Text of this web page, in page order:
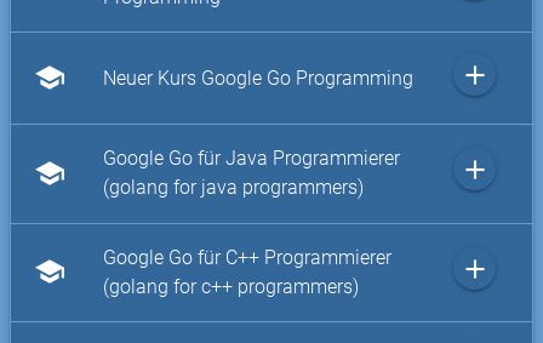
school Neuer Kurs Google Go Programming add
school
Google Go für Java Programmierer
(golang for java programmers)
add
school
Google Go für C++ Programmierer
(golang for c++ programmers)
add